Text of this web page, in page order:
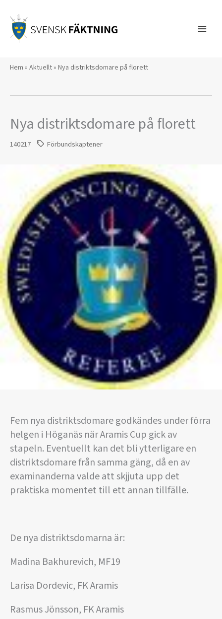
innehåll
Hem » Aktuellt» Nya distriktsdomare på florett
Nya distriktsdomare på florett
140217 Förbundskaptener
Fem nya distriktsdomare godkändes under förra
helgen i Höganäs när Aramis Cup gick av
stapeln. Eventuellt kan det bli ytterligare en
distriktsdomare från samma gäng, då en av
examinanderna valde att skjjuta upp det
praktiska momentet till ett annan tillfälle.
De nya distriktsdomarna är:
Madina Bakhurevich, MF19
Larisa Dordevic, FK Aramis
Rasmus Jönsson, FK Aramis